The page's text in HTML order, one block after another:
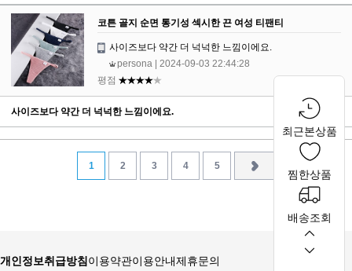
최근본상품
찜한상품
배송조회
코튼 골지 순면 통기성 섹시한 끈 여성 티팬티
사이즈보다 약간 더 넉넉한 느낌이에요.
persona | 2024-09-03 22:44:28
평점 ★★★★★
사이즈보다 약간 더 넉넉한 느낌이에요.
1 2 3 4 5
개인정보취급방침이용약관이용안내제휴문의